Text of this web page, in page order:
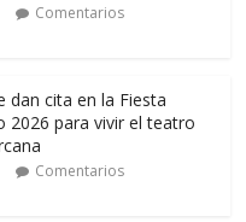
Comentarios
dan cita en la Fiesta
2026 para vivir el teatro
Comentarios